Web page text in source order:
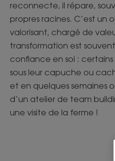
reconnecte, il répare,
propres racines. C’est
valorisant, chargé de
transformation est souvent
confiance en soi :
sous leur capuche ou
et en quelques semaines
d’un atelier de team
une visite de la ferme !